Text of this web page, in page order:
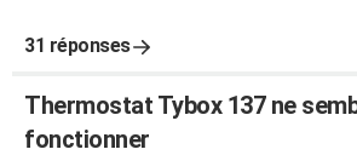
31 réponses
Thermostat Tybox 137 ne
fonctionner